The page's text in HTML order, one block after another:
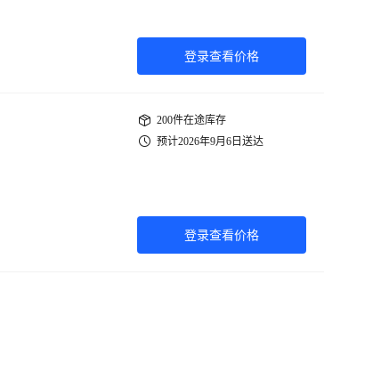
登录查看价格
200件在途库存
预计2026年9月6日送达
登录查看价格